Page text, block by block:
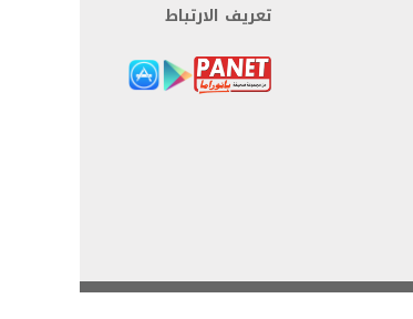
تعريف الارتباط